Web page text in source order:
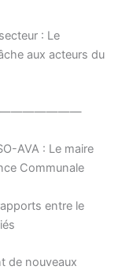
: Le
aux acteurs du
AVA : Le maire
Communale
entre le
de nouveaux